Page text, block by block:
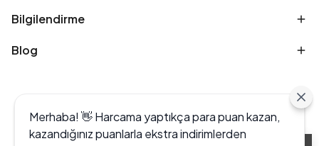
Bilgilendirme
Blog
Merhaba! 👋 Harcama yaptıkça para puan kazan,
kazandığınız puanlarla ekstra indirimlerden